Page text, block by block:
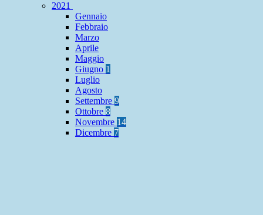
2021
Gennaio
Febbraio
Marzo
Aprile
Maggio
Giugno 1
Luglio
Agosto
Settembre 9
Ottobre 8
Novembre 14
Dicembre 7